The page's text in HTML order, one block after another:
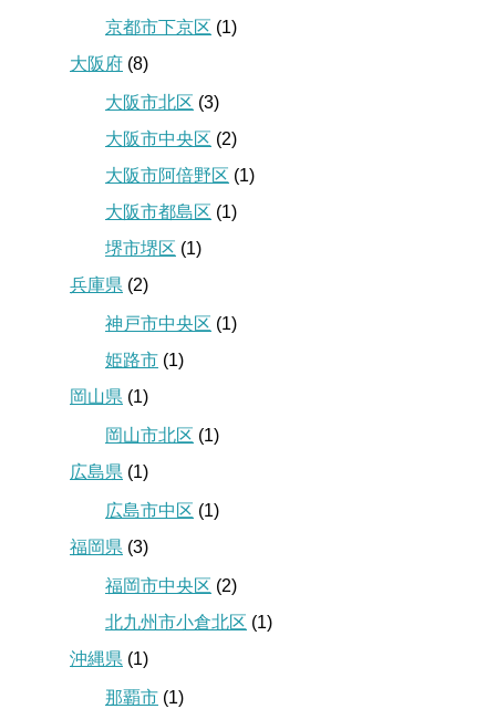
京都市下京区 (1)
大阪府 (8)
大阪市北区 (3)
大阪市中央区 (2)
大阪市阿倍野区 (1)
大阪市都島区 (1)
堺市堺区 (1)
兵庫県 (2)
神戸市中央区 (1)
姫路市 (1)
岡山県 (1)
岡山市北区 (1)
広島県 (1)
広島市中区 (1)
福岡県 (3)
福岡市中央区 (2)
北九州市小倉北区 (1)
沖縄県 (1)
那覇市 (1)